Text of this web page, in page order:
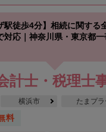
駅徒歩4分】相続に関する
対応｜神奈川県・東京都
計士・税理士
横浜市 たまプ
料